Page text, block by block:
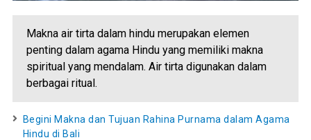
Makna air tirta dalam hindu merupakan elemen
penting dalam agama Hindu yang memiliki makna
spiritual yang mendalam. Air tirta digunakan dalam
berbagai ritual.
Begini Makna dan Tujuan Rahina Purnama dalam Agama
Hindu di Bali